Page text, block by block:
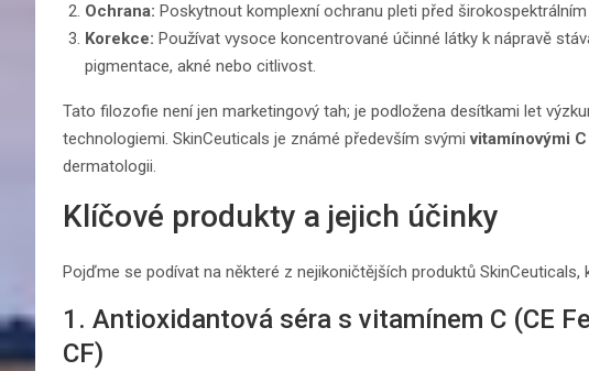
Ochrana: Poskytnout komplexní ochranu pleti před širokospektrálním
Korekce: Používat vysoce koncentrované účinné látky k nápravě
pigmentace, akné nebo citlivost.
Tato filozofie není jen marketingový tah; je podložena desítkami let
technologiemi. SkinCeuticals je známé především svýmivitamínovými
dermatologii.
Klíčové produkty a jejich účinky
Pojďme se podívat na některé z nejikoničtějších produktů
1. Antioxidantová séra s vitamínem C (CE
CF)